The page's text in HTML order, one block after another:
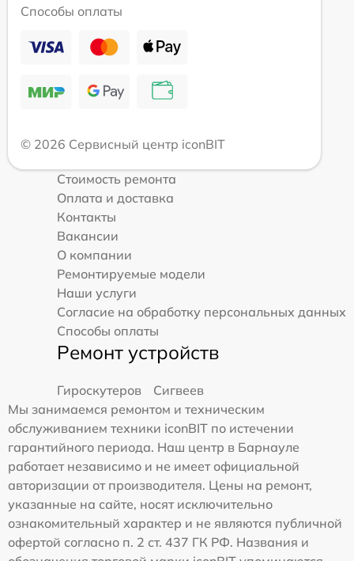
Способы оплаты
© 2026 Сервисный центр iconBIT
Стоимость ремонта
Оплата и доставка
Контакты
Вакансии
О компании
Ремонтируемые модели
Наши услуги
Согласие на обработку персональных данных
Способы оплаты
Ремонт устройств
Гироскутеров
Сигвеев
Мы занимаемся ремонтом и техническим
обслуживанием техники iconBIT по истечении
гарантийного периода. Наш центр в Барнауле
работает независимо и не имеет официальной
авторизации от производителя. Цены на ремонт,
указанные на сайте, носят исключительно
ознакомительный характер и не являются публичной
офертой согласно п. 2 ст. 437 ГК РФ. Названия и